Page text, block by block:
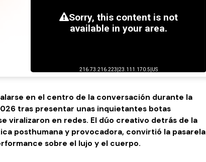
en el centro de la conversación durante la
tras presentar unas inquietantes botas
viralizaron en redes. El dúo creativo detrás de la
posthumana y provocadora, convirtió la pasarela
sobre el lujo y el cuerpo.